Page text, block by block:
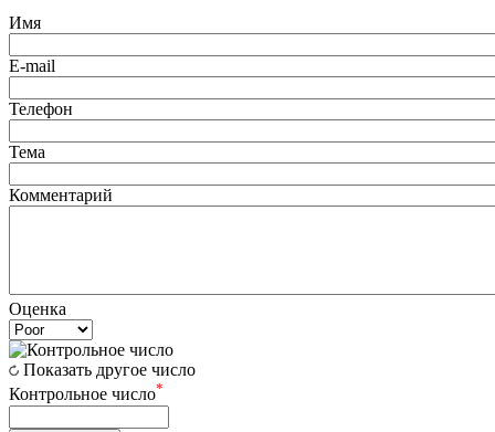
Имя
E-mail
Телефон
Тема
Комментарий
Оценка
Показать другое число
Контрольное число*